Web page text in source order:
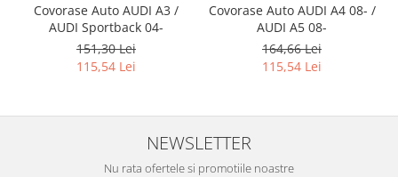
Covorase Auto AUDI A3 /
AUDI Sportback 04-
151,30 Lei
115,54 Lei
Covorase Auto AUDI A4 08- /
AUDI A5 08-
164,66 Lei
115,54 Lei
NEWSLETTER
Nu rata ofertele si promotiile noastre